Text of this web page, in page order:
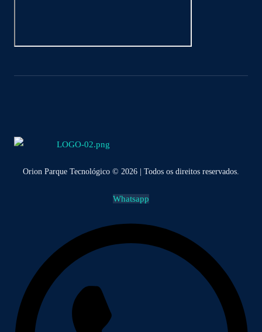
Orion Parque Tecnológico © 2026 | Todos os direitos reservados.
Whatsapp